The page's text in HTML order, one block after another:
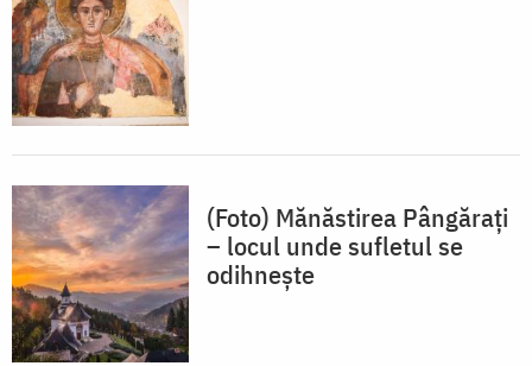
(Foto) Mănăstirea Pângărați
– locul unde sufletul se
odihnește